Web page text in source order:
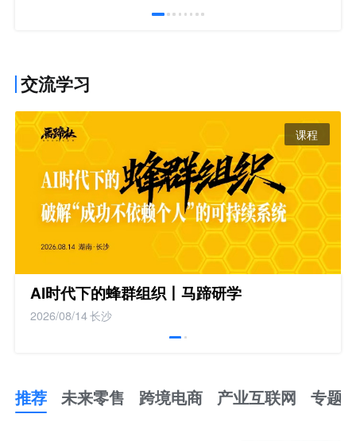
交流学习
课程
AI时代下的蜂群组织丨马蹄研学
2026/08/14长沙
推荐 未来零售 跨境电商 产业互联网 专题